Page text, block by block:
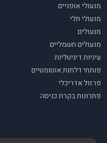
מנעולי אופניים
מנעולי תלי
מנעולים
מנעולים חשמליים
עיניות דיגיטליות
פותחי דלתות אוטומטיים
פרזול אדריכלי
פתרונות בקרת כניסה